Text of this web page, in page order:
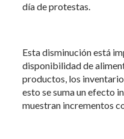
día de protestas.
Esta disminución está
disponibilidad de
productos, los
esto se suma un efecto
muestran incrementos